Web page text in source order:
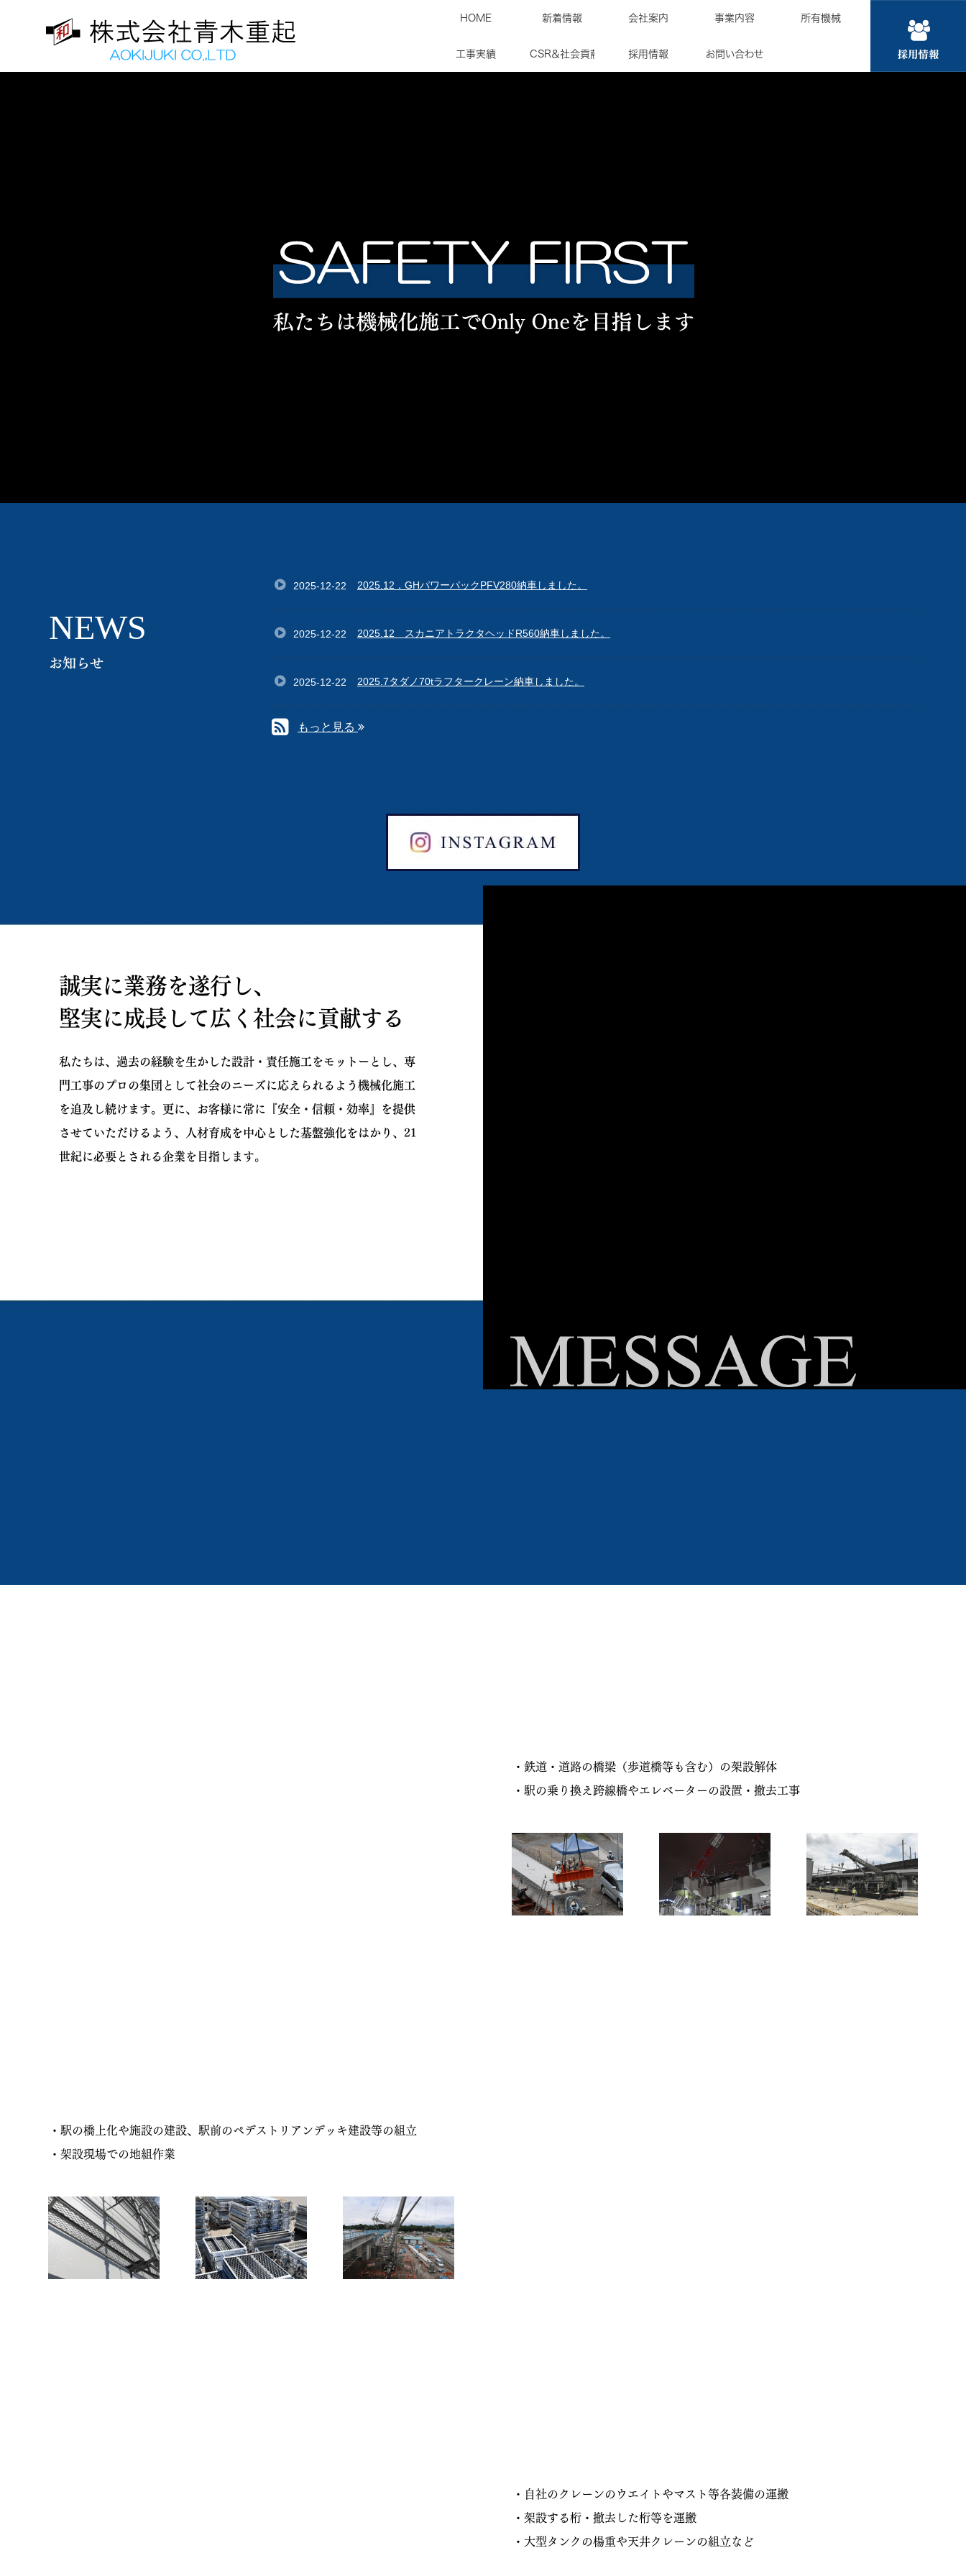
HOME 新着情報 会社案内 事業内容 所有機械
工事実績 CSR＆社会貢献 採用情報 お問い合わせ
NEWS
お知らせ
2025-12-22 2025.12．GHパワーパックPFV280納車しました。
2025-12-22 2025.12 スカニアトラクタヘッドR560納車しました。
2025-12-22 2025.7タダノ70tラフタークレーン納車しました。
もっと見る
誠実に業務を遂行し、
堅実に成長して広く社会に貢献する
私たちは、過去の経験を生かした設計・責任施工をモットーとし、専
門工事のプロの集団として社会のニーズに応えられるよう機械化施工
を追及し続けます。更に、お客様に常に『安全・信頼・効率』を提供
させていただけるよう、人材育成を中心とした基盤強化をはかり、21
世紀に必要とされる企業を目指します。
・鉄道・道路の橋梁（歩道橋等も含む）の架設解体
・駅の乗り換え跨線橋やエレベーターの設置・撤去工事
・駅の橋上化や施設の建設、駅前のペデストリアンデッキ建設等の組立
・架設現場での地組作業
・自社のクレーンのウエイトやマスト等各装備の運搬
・架設する桁・撤去した桁等を運搬
・大型タンクの楊重や天井クレーンの組立など